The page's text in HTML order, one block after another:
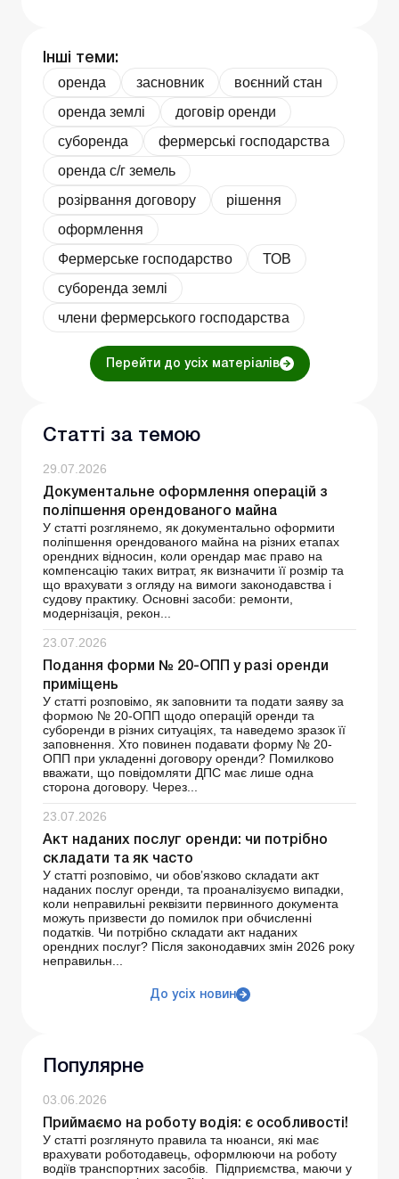
Інші теми:
оренда засновник
воєнний стан
оренда землі
договір оренди
суборенда
фермерські господарства
оренда с/г земель
розірвання договору
рішення
оформлення
Фермерське господарство
ТОВ
суборенда землі
члени фермерського господарства
Перейти до усіх матеріалів
Статті за темою
29.07.2026
Документальне оформлення операцій з
поліпшення орендованого майна
У статті розглянемо, як документально оформити
поліпшення орендованого майна на різних етапах
орендних відносин, коли орендар має право на
компенсацію таких витрат, як визначити її розмір та
що врахувати з огляду на вимоги законодавства і
судову практику. Основні засоби: ремонти,
модернізація, рекон...
23.07.2026
Подання форми № 20-ОПП у разі оренди
приміщень
У статті розповімо, як заповнити та подати заяву за
формою № 20-ОПП щодо операцій оренди та
суборенди в різних ситуаціях, та наведемо зразок її
заповнення. Хто повинен подавати форму № 20-
ОПП при укладенні договору оренди? Помилково
вважати, що повідомляти ДПС має лише одна
сторона договору. Через...
23.07.2026
Акт наданих послуг оренди: чи потрібно
складати та як часто
У статті розповімо, чи обов’язково складати акт
наданих послуг оренди, та проаналізуємо випадки,
коли неправильні реквізити первинного документа
можуть призвести до помилок при обчисленні
податків. Чи потрібно складати акт наданих
орендних послуг? Після законодавчих змін 2026 року
неправильн...
До усіх новин
Популярне
03.06.2026
Приймаємо на роботу водія: є особливості!
У статті розглянуто правила та нюанси, які має
врахувати роботодавець, оформлюючи на роботу
водіїв транспортних засобів. Підприємства, маючи у